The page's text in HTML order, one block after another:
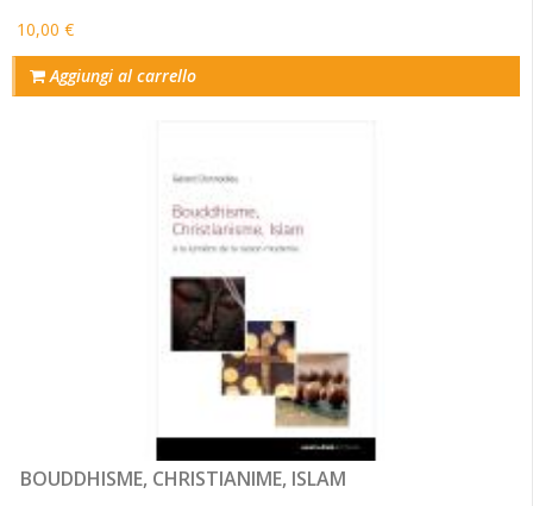
10,00 €
Aggiungi al carrello
BOUDDHISME, CHRISTIANIME, ISLAM